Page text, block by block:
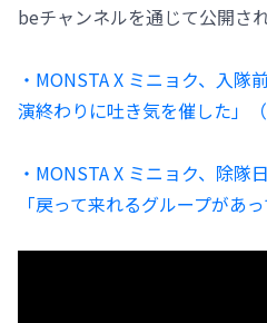
beチャンネルを通じて公開され
・MONSTA X ミニョク、入隊
演終わりに吐き気を催した」（
・MONSTA X ミニョク、除隊
「戻って来れるグループがあっ